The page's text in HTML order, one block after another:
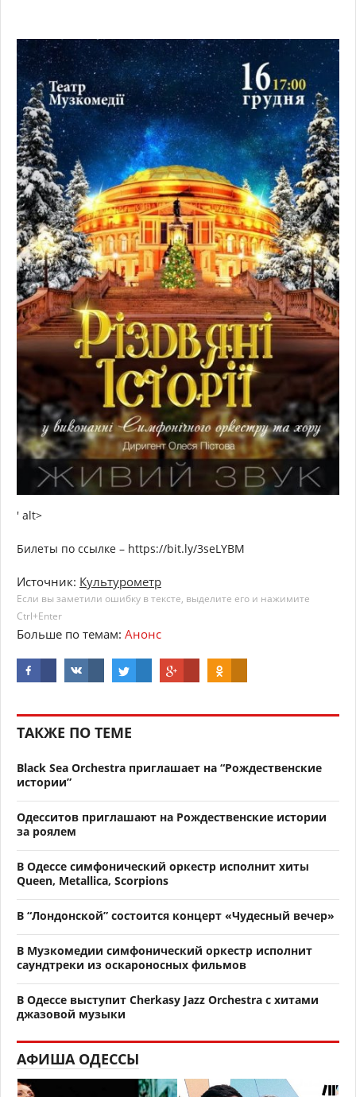
' alt>
Билеты по ссылке – https://bit.ly/3seLYBM
Источник: Культурометр
Если вы заметили ошибку в тексте, выделите его и нажимите
Ctrl+Enter
Больше по темам: Анонс
ТАКЖЕ ПО ТЕМЕ
Black Sea Orchestra приглашает на “Рождественские
истории”
Одесситов приглашают на Рождественские истории
за роялем
В Одессе симфонический оркестр исполнит хиты
Queen, Metallica, Scorpions
В “Лондонской” состоится концерт «Чудесный вечер»
В Музкомедии симфонический оркестр исполнит
саундтреки из оскароносных фильмов
В Одессе выступит Cherkasy Jazz Orchestra с хитами
джазовой музыки
АФИША ОДЕССЫ